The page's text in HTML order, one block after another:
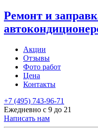
Ремонт и
Акции
Отзывы
Фото работ
Цена
Контакты
+7 (495) 743-96-71
Ежедневно с 9 до 21
Написать нам